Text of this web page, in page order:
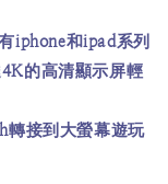
和ipad系列
的高清顯示屏輕
轉接到大螢幕遊玩